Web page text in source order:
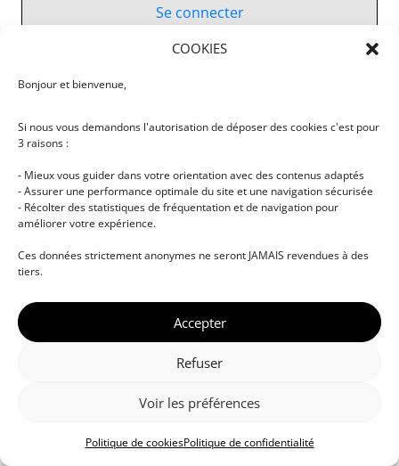
COOKIES
Bonjour et bienvenue,
Si nous vous demandons l'autorisation de déposer des cookies c'est pour
3 raisons :
- Mieux vous guider dans votre orientation avec des contenus adaptés
- Assurer une performance optimale du site et une navigation sécurisée
- Récolter des statistiques de fréquentation et de navigation pour
améliorer votre expérience.
Ces données strictement anonymes ne seront JAMAIS revendues à des
tiers.
Accepter
Refuser
Voir les préférences
Politique de cookiesPolitique de confidentialité
Se connecter
Vous n’avez pas de compte ?
musicale • Certifications professionnelles • Paris •